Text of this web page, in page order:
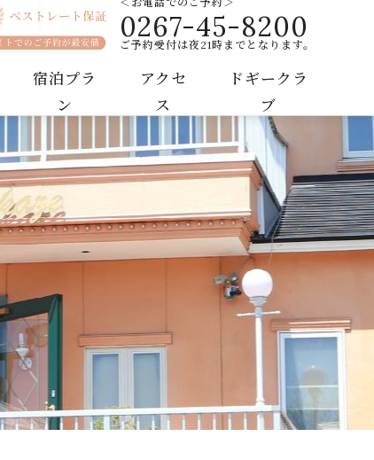
0267-45-8200
ご予約受付は夜21時までとなります。
宿泊プラ
ン
アクセ
ス
ドギークラ
ブ